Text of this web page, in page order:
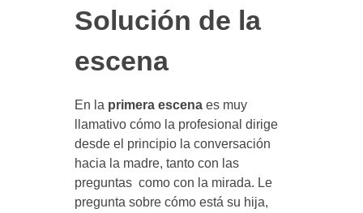
Solución de la
escena
En la primera escenaes muy
llamativo cómo la profesional dirige
desde el principio la conversación
hacia la madre, tanto con las
preguntas como con la mirada. Le
pregunta sobre cómo está su hija,